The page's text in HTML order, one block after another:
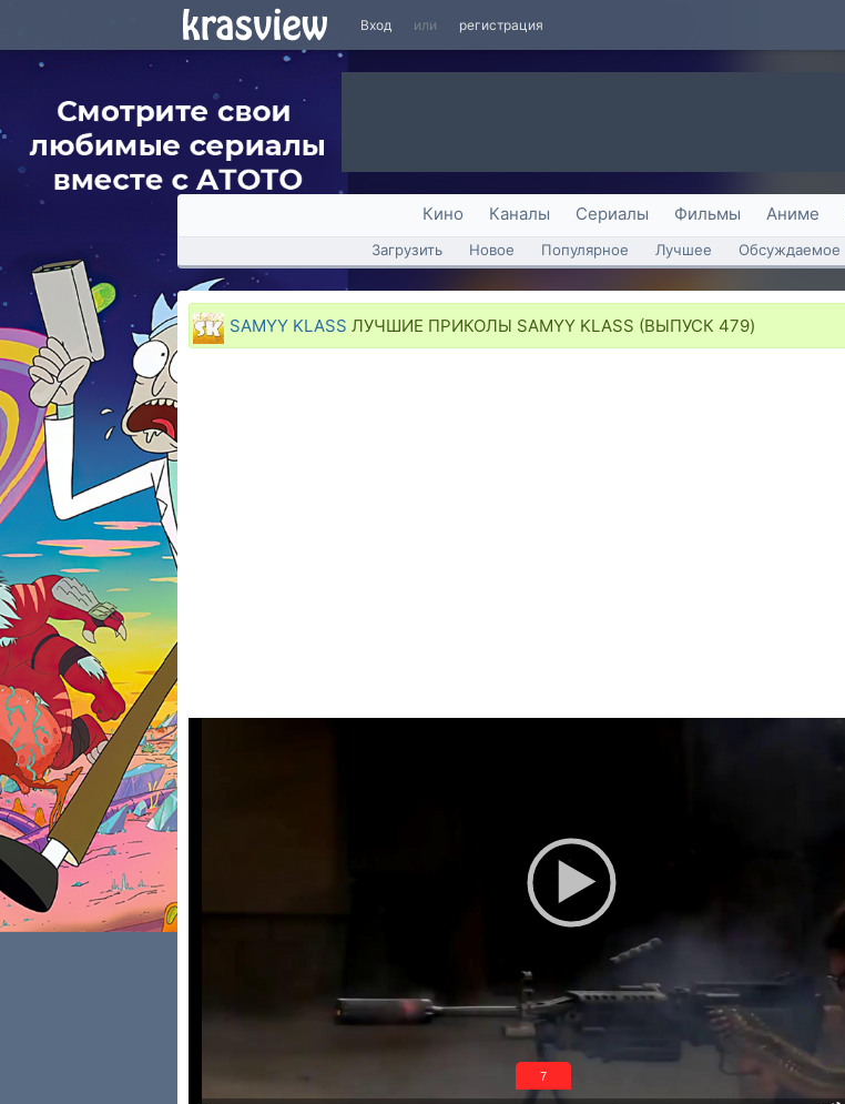
Вход или регистрация
Кино Каналы Сериалы Фильмы Аниме
Загрузить Новое Популярное Лучшее Обсуждаемое
SAMYY KLASS ЛУЧШИЕ ПРИКОЛЫ SAMYY KLASS (ВЫПУСК 479)
6